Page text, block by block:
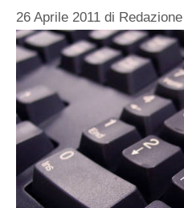
26 Aprile 2011 di Redazione